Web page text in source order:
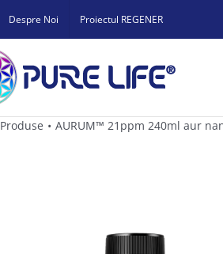
Despre Noi Proiectul REGENER
Produse AURUM™ 21ppm 240ml aur